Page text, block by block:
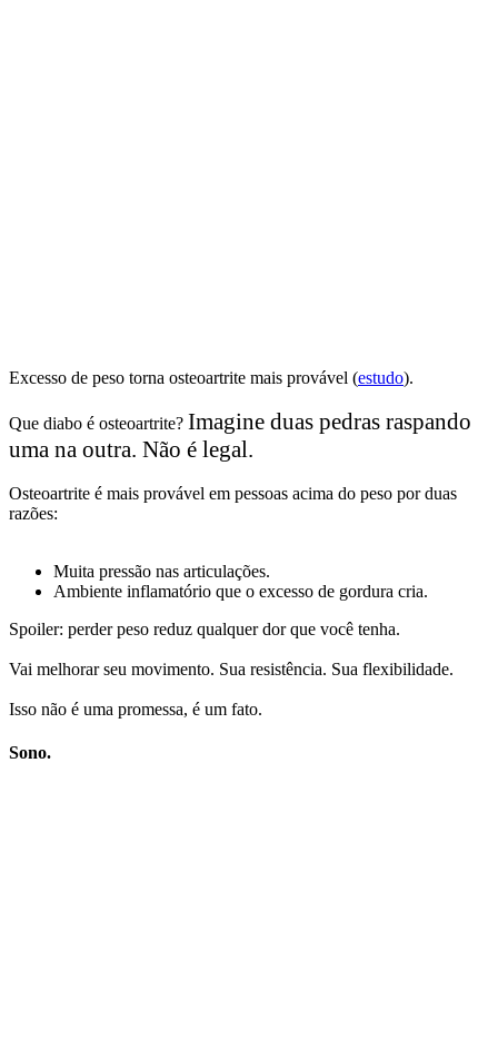
Excesso de peso torna osteoartrite mais provável (estudo).
Que diabo é osteoartrite? Imagine duas pedras raspando
uma na outra. Não é legal.
Osteoartrite é mais provável em pessoas acima do peso por duas
razões:
Muita pressão nas articulações.
Ambiente inflamatório que o excesso de gordura cria.
Spoiler: perder peso reduz qualquer dor que você tenha.
Vai melhorar seu movimento. Sua resistência. Sua flexibilidade.
Isso não é uma promessa, é um fato.
Sono.